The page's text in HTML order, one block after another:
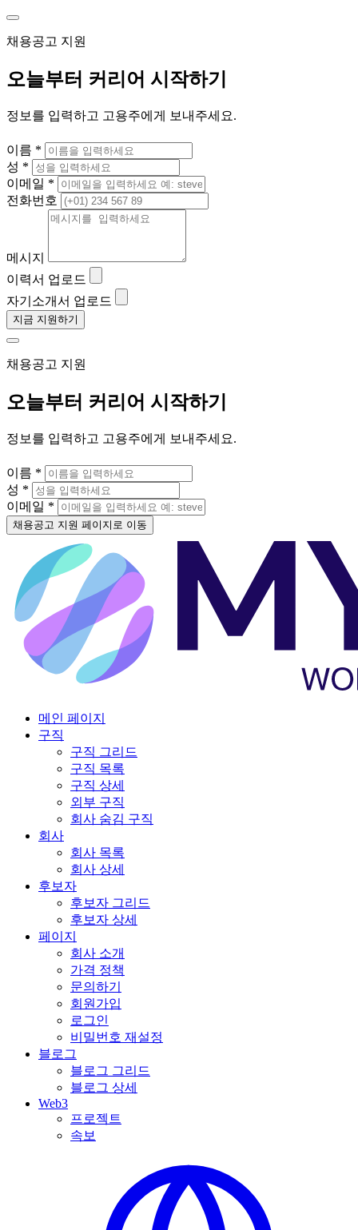
채용공고 지원
오늘부터 커리어 시작하기
정보를 입력하고 고용주에게 보내주세요.
이름 *
성 *
이메일 *
전화번호
메시지
이력서 업로드
자기소개서 업로드
지금 지원하기
채용공고 지원
오늘부터 커리어 시작하기
정보를 입력하고 고용주에게 보내주세요.
이름 *
성 *
이메일 *
채용공고 지원 페이지로 이동
메인 페이지
구직
구직 그리드
구직 목록
구직 상세
외부 구직
회사 숨김 구직
회사
회사 목록
회사 상세
후보자
후보자 그리드
후보자 상세
페이지
회사 소개
가격 정책
문의하기
회원가입
로그인
비밀번호 재설정
블로그
블로그 그리드
블로그 상세
Web3
프로젝트
속보